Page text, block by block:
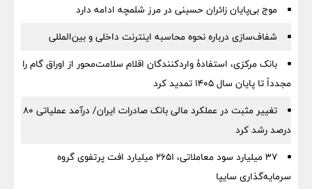
موج بی‌پایان زائران حسینی در مرز شلمچه ادامه دارد
شفاف‌سازی درباره نحوه محاسبه اینترنت داخلی و بین‌المللی
بانک مرکزی، استفادۀ واردکنندگان اقلام سلامت‌محور از اوراق گام را
مجدداً تا پایان سال ۱۴۰۵ تمدید کرد
تغییر مثبت در عملکرد مالی بانک صادرات ایران/ درآمد عملیاتی 80
درصد رشد کرد
۳۷ میلیارد سود معاملاتی، ۲۶۵۱ میلیارد افت پرتفوی گروه
سرمایه‌گذاری سایپا